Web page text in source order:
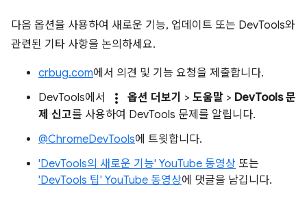
다음 옵션을 사용하여 새로운 기능, 업데이트 또는 DevTools와
관련된 기타 사항을 논의하세요.
crbug.com에서 의견 및 기능 요청을 제출합니다.
DevTools에서
more_vert 옵션 더보기 > 도움말 > DevTools 문
제 신고를 사용하여 DevTools 문제를 알립니다.
@ChromeDevTools에 트윗합니다.
'DevTools의 새로운 기능' YouTube 동영상 또는
'DevTools 팁' YouTube 동영상에 댓글을 남깁니다.